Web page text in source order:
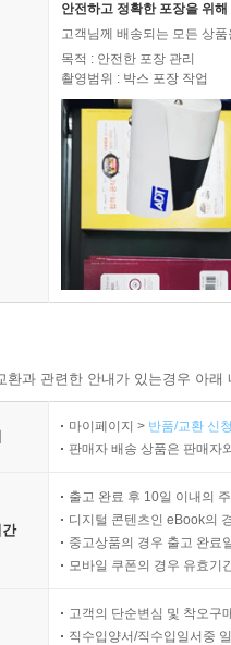
안전하고 정확한 포장을 위
고객님께 배송되는 모든 상
목적 : 안전한 포장 관리
촬영범위 : 박스 포장 작업
과 관련한 안내가 있는경우 아
마이페이지 > 반품/교환 신
판매자 배송 상품은 판매자
출고 완료 후 10일 이내의
디지털 콘텐츠인 eBook의
중고상품의 경우 출고 완료
모바일 쿠폰의 경우 유효기
고객의 단순변심 및 착오구
직수입양서/직수입일서중